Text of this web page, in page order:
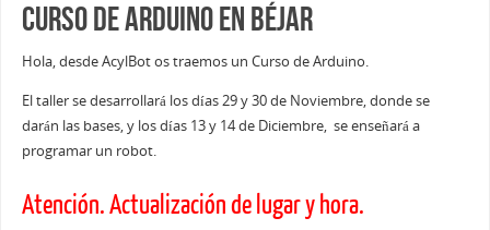
Curso de Arduino en Béjar
Hola, desde AcylBot os traemos un Curso de Arduino.
El taller se desarrollará los días 29 y 30 de Noviembre, donde se
darán las bases, y los días 13 y 14 de Diciembre, se enseñará a
programar un robot.
Atención. Actualización de lugar y hora.